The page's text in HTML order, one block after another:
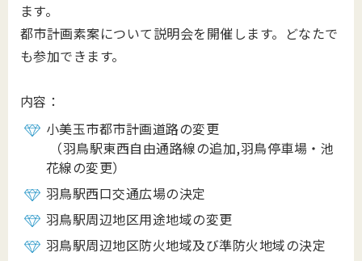
ます。
都市計画素案について説明会を開催します。どなたで
も参加できます。
内容：
小美玉市都市計画道路の変更
（羽鳥駅東西自由通路線の追加,羽鳥停車場・池
花線の変更）
羽鳥駅西口交通広場の決定
羽鳥駅周辺地区用途地域の変更
羽鳥駅周辺地区防火地域及び準防火地域の決定